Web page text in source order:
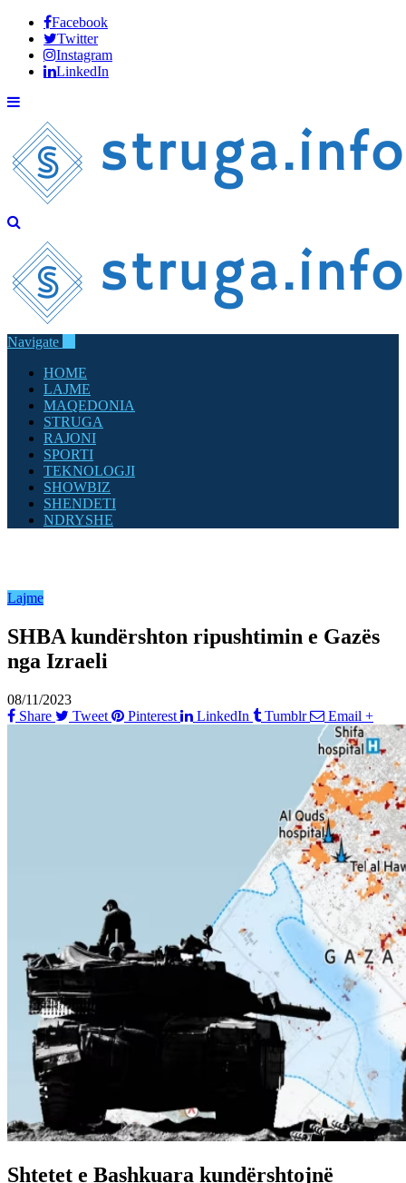
Facebook
Twitter
Instagram
LinkedIn
Navigate
HOME
LAJME
MAQEDONIA
STRUGA
RAJONI
SPORTI
TEKNOLOGJI
SHOWBIZ
SHENDETI
NDRYSHE
Lajme
SHBA kundërshton ripushtimin e Gazës
nga Izraeli
08/11/2023
Share
Tweet Pinterest LinkedIn Tumblr Email +
Shtetet e Bashkuara kundërshtojnë